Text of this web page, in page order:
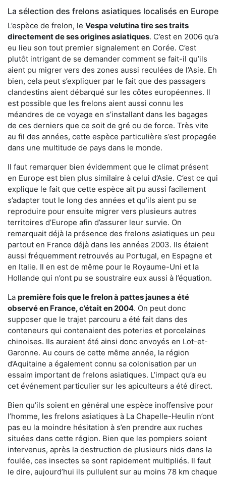
La sélection des frelons asiatiques localisés en Europe
L’espèce de frelon, le Vespa velutina tire ses traits
directement de ses origines asiatiques. C’est en 2006 qu’a
eu lieu son tout premier signalement en Corée. C’est
plutôt intrigant de se demander comment se fait-il qu’ils
aient pu migrer vers des zones aussi reculées de l’Asie. Eh
bien, cela peut s’expliquer par le fait que des passagers
clandestins aient débarqué sur les côtes européennes. Il
est possible que les frelons aient aussi connu les
méandres de ce voyage en s’installant dans les bagages
de ces derniers que ce soit de gré ou de force. Très vite
au fil des années, cette espèce particulière s’est propagée
dans une multitude de pays dans le monde.
Il faut remarquer bien évidemment que le climat présent
en Europe est bien plus similaire à celui d’Asie. C’est ce qui
explique le fait que cette espèce ait pu aussi facilement
s’adapter tout le long des années et qu’ils aient pu se
reproduire pour ensuite migrer vers plusieurs autres
territoires d’Europe afin d’assurer leur survie. On
remarquait déjà la présence des frelons asiatiques un peu
partout en France déjà dans les années 2003. Ils étaient
aussi fréquemment retrouvés au Portugal, en Espagne et
en Italie. Il en est de même pour le Royaume-Uni et la
Hollande qui n’ont pu se soustraire eux aussi à l’équation.
La première fois que le frelon à pattes jaunes a été
observé en France, c’était en 2004. On peut donc
supposer que le trajet parcouru a été fait dans des
conteneurs qui contenaient des poteries et porcelaines
chinoises. Ils auraient été ainsi donc envoyés en Lot-et-
Garonne. Au cours de cette même année, la région
d’Aquitaine a également connu sa colonisation par un
essaim important de frelons asiatiques. L’impact qu’a eu
cet événement particulier sur les apiculteurs a été direct.
Bien qu’ils soient en général une espèce inoffensive pour
l’homme, les frelons asiatiques à La Chapelle-Heulin n’ont
pas eu la moindre hésitation à s’en prendre aux ruches
situées dans cette région. Bien que les pompiers soient
intervenus, après la destruction de plusieurs nids dans la
foulée, ces insectes se sont rapidement multipliés. Il faut
le dire, aujourd’hui ils pullulent sur au moins 78 km chaque